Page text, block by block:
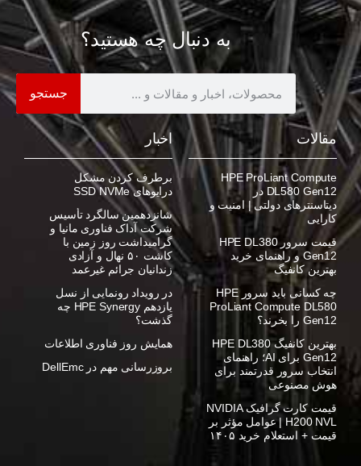
به دنبال چه هستید؟
جستجو
مقالات
HPE ProLiant Compute
DL580 Gen12 در
دیتاسنترهای دولتی | امنیت و
کارایی
قیمت سرور HPE DL380
Gen12 و راهنمای خرید
بهترین کانفیگ
چه کسانی باید سرور HPE
ProLiant Compute DL580
Gen12 را بخرند؟
بهترین کانفیگ HPE DL380
Gen12 برای AI؛ راهنمای
انتخاب سرور قدرتمند برای
هوش مصنوعی
قیمت کارت گرافیک NVIDIA
H200 NVL | عوامل مؤثر بر
قیمت + استعلام خرید ۱۴۰۵
اخبار
برطرف کردن مشکل
درایوهای SSD NVMe
شانزدهمین سالگرد تأسیس
شرکت آداک فناوری مانیا و
گرامیداشت روز زمین با
کاشت ۵۰ نهال و آزادی
زندانیان جرائم غیرعمد
در رویداد رونمایی از نسل
یازدهم HPE Synergy چه
گذشت؟
همایش روز فناوری اطلاعات
بروزرسانی مهم در DellEmc